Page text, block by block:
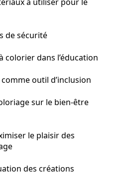
de sécurité
colorier dans l’éducation
outil d’inclusion
sur le bien-être
le plaisir des
des créations